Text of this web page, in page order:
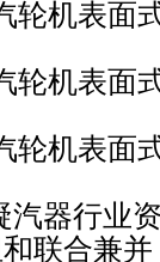
表面式
表面式
表面式
器行业
合兼并